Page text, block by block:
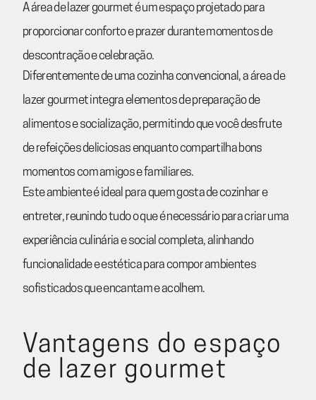
A área de lazer gourmet é um espaço projetado para
proporcionar conforto e prazer durante momentos de
descontração e celebração.
Diferentemente de uma cozinha convencional, a área de
lazer gourmet integra elementos de preparação de
alimentos e socialização, permitindo que você desfrute
de refeições deliciosas enquanto compartilha bons
momentos com amigos e familiares.
Este ambiente é ideal para quem gosta de cozinhar e
entreter, reunindo tudo o que é necessário para criar uma
experiência culinária e social completa, alinhando
funcionalidade e estética para compor ambientes
sofisticados que encantam e acolhem.
Vantagens do espaço
de lazer gourmet